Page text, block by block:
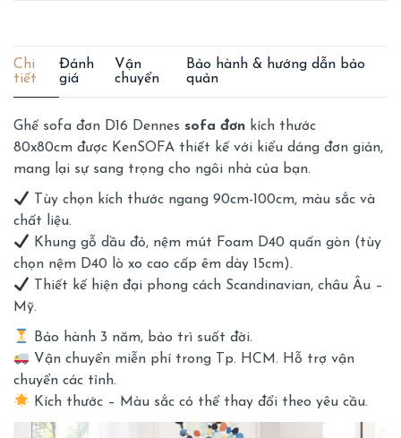
Chi
tiết
Đánh
giá
Vận
chuyển
Bảo hành & hướng dẫn bảo
quản
Ghế sofa đơn D16 Dennes sofa đơn kích thước
80x80cm được KenSOFA thiết kế với kiểu dáng đơn giản,
mang lại sự sang trọng cho ngôi nhà của bạn.
Tùy chọn kích thước ngang 90cm-100cm, màu sắc và
chất liệu.
Khung gỗ dầu đỏ, nệm mút Foam D40 quấn gòn (tùy
chọn nệm D40 lò xo cao cấp êm dày 15cm).
Thiết kế hiện đại phong cách Scandinavian, châu Âu –
Mỹ.
Bảo hành 3 năm, bảo trì suốt đời.
Vận chuyển miễn phí trong Tp. HCM. Hỗ trợ vận
chuyển các tỉnh.
Kích thước – Màu sắc có thể thay đổi theo yêu cầu.